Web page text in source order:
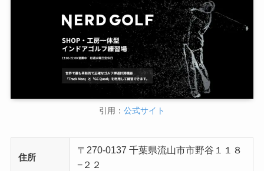
引用： 公式サイト
住所
〒270-0137 千葉県流山市市野谷１１８
−２２